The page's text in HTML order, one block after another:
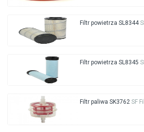
Filtr powietrza SL8344
Filtr powietrza SL8345
Filtr paliwa SK3762 SF